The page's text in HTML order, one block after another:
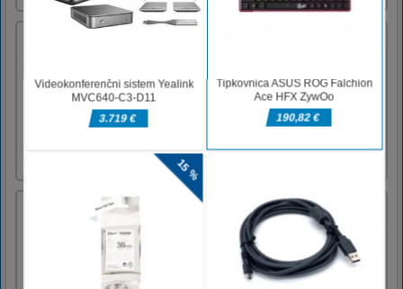
brezplačna spletna igra za barvanje in otroke!
V tej igri boste našli osem različnih slik, ki jih
je treba čim hitreje obarvati, da lahko na
koncu igre dobite odličen rezultat. Na izbiro
imate 23 različnih barv. Barvno sliko lahko
Potion Ingredient Match
You are a young witch's student who tries to
learn how to brew a potion. You should put
the same ingredients in each half of the boiler.
Do it fast, or the potion will be spoiled. Pas as